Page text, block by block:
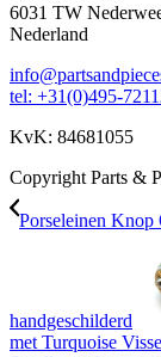
6031 TW
Nederland
tel: +31(0)495-
KvK: 84681055
Copyright Parts &
Porseleinen Knop
handgeschilderd
met Turquoise